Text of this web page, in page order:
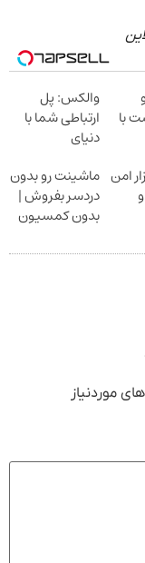
با
با
والکس: پل
ارتباطی شما با
دنیای
دیجیتال امن ماشینت رو بدون
دردسر بفروش |
بدون کمسیون
موردنیاز